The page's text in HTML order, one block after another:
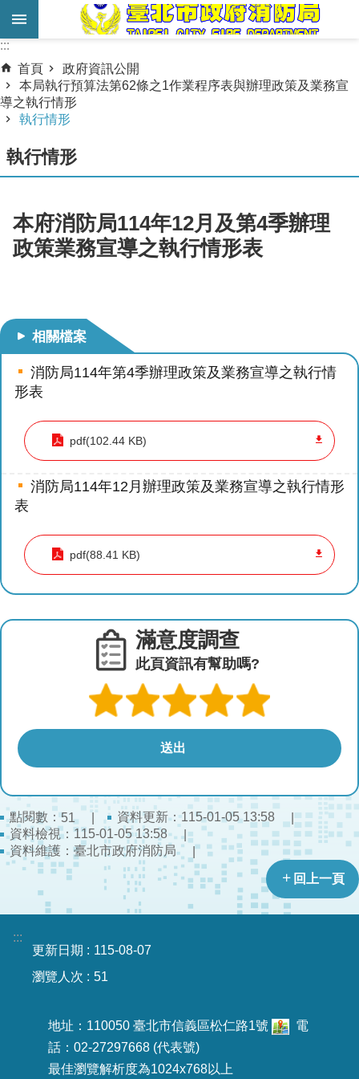
跳到主要內容區塊
進
階
搜
尋
業
務
機
宣
導
教
下
載
專
區
民
力
園
地
開
公
公
開
專
區
統
計
料
:::
:::
首頁
政府資訊公開
本局執行預算法第62條之1作業程序表與辦理政策及業務宣
導之執行情形
執行情形
執行情形
本府消防局114年12月及第4季辦理
政策業務宣導之執行情形表
相關檔案
消防局114年第4季辦理政策及業務宣導之執行情
形表
pdf(102.44 KB)
消防局114年12月辦理政策及業務宣導之執行情形
表
pdf(88.41 KB)
滿意度調查
此頁資訊有幫助嗎?
點閱數：51
資料更新：115-01-05 13:58
資料檢視：115-01-05 13:58
資料維護：臺北市政府消防局
回上一頁
:::
更新日期
115-08-07
瀏覽人次
51
地址：110050 臺北市信義區松仁路1號
電
話：02-27297668 (代表號)
最佳瀏覽解析度為1024x768以上